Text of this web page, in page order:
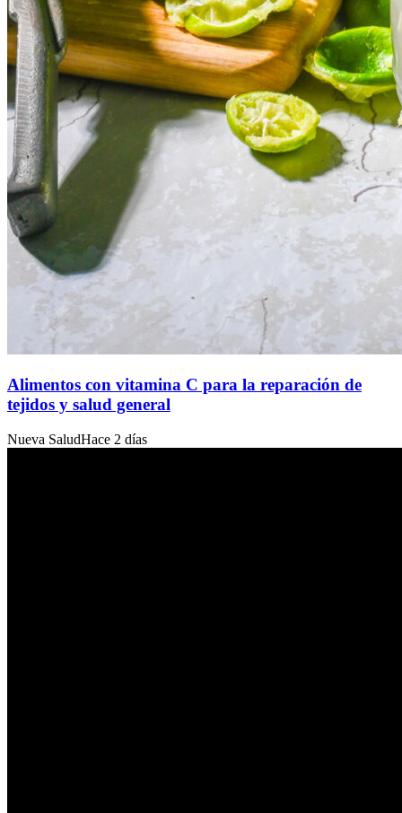
Alimentos con vitamina C para la reparación de
tejidos y salud general
Nueva SaludHace 2 días